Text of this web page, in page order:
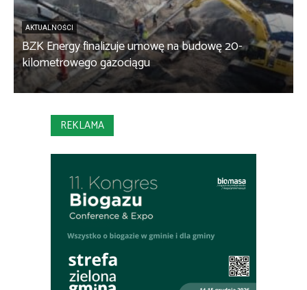
AKTUALNOŚCI
BZK Energy finalizuje umowę na budowę 20-
kilometrowego gazociągu
REKLAMA